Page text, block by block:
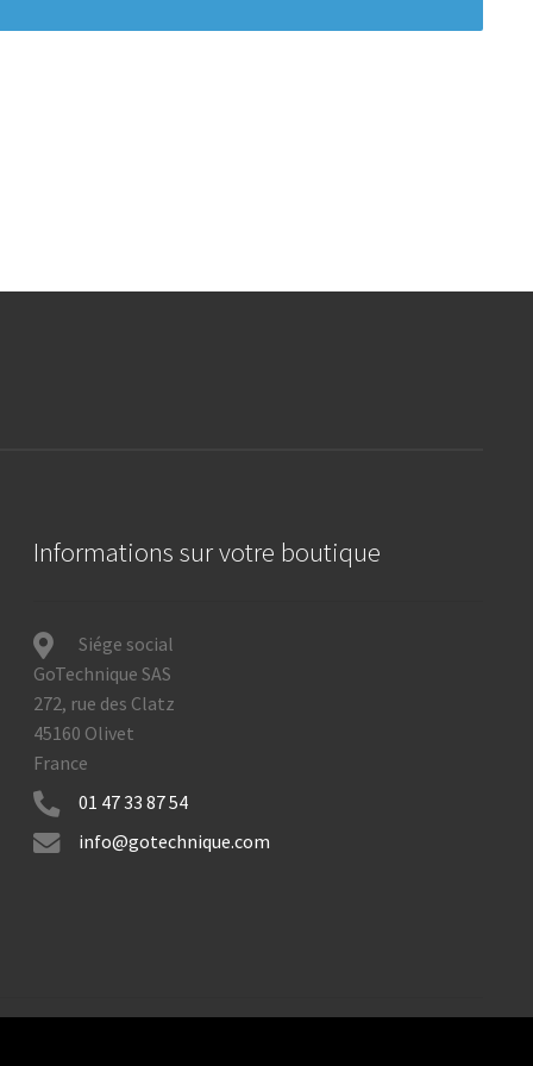
Informations sur votre boutique
Siége social
GoTechnique SAS
272, rue des Clatz
45160 Olivet
France
01 47 33 87 54
info@gotechnique.com